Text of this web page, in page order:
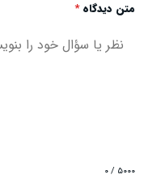
متن دیدگاه*
۰ / ۵۰۰۰